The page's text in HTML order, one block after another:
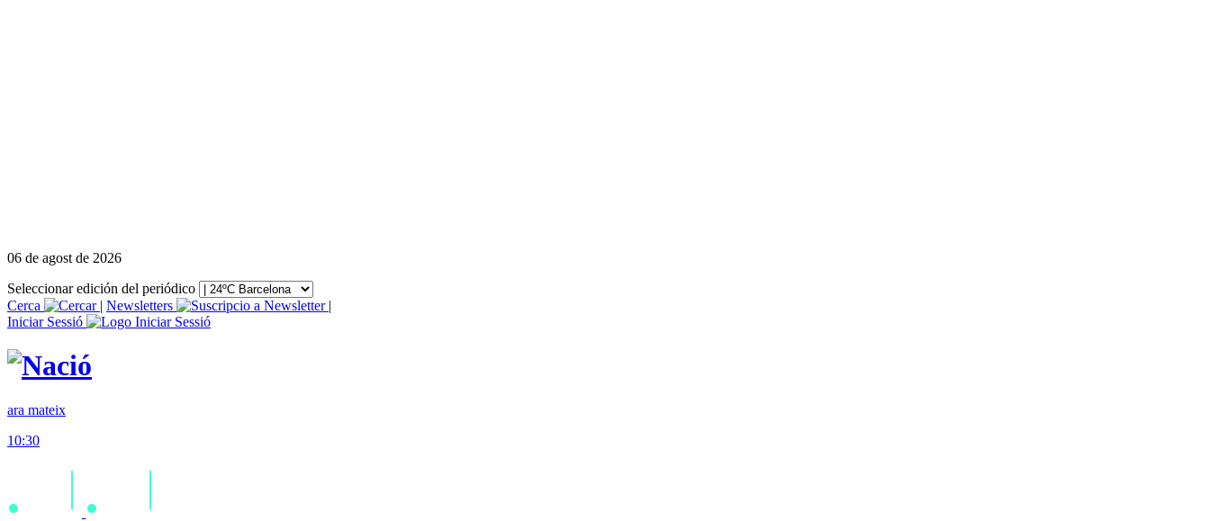
06 de agost de 2026
Seleccionar edición del periódico
Cerca
| Newsletters
|
Iniciar Sessió
ara mateix
10:30